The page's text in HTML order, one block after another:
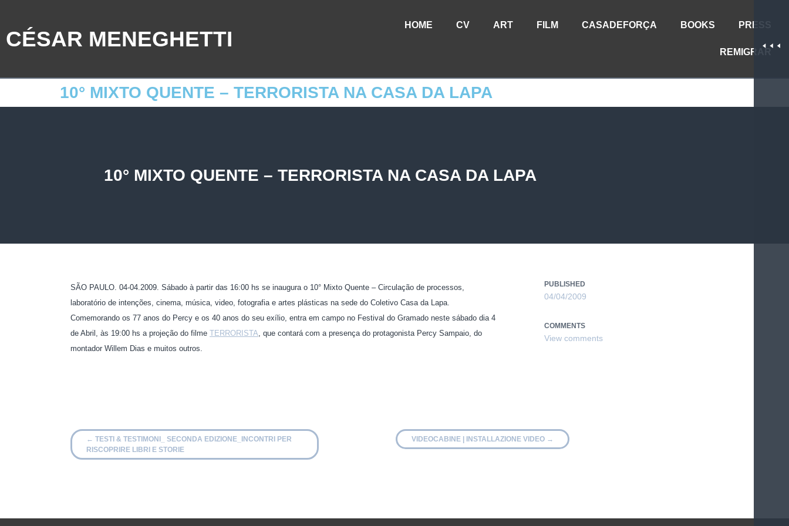
CÉSAR MENEGHETTI
HOME CV ART FILM CASADEFORÇA BOOKS PRESS
REMIGRAR
10° MIXTO QUENTE – TERRORISTA NA CASA DA LAPA
10° MIXTO QUENTE – TERRORISTA NA CASA DA LAPA
SÃO PAULO. 04-04.2009. Sábado à partir das 16:00 hs se inaugura o 10° Mixto Quente – Circulação de processos,
laboratório de intenções, cinema, música, video, fotografia e artes plásticas na sede do Coletivo Casa da Lapa.
Comemorando os 77 anos do Percy e os 40 anos do seu exílio, entra em campo no Festival do Gramado neste sábado dia 4
de Abril, às 19:00 hs a projeção do filme TERRORISTA, que contará com a presença do protagonista Percy Sampaio, do
montador Willem Dias e muitos outros.
PUBLISHED
04/04/2009
COMMENTS
← TESTI & TESTIMONI_ SECONDA EDIZIONE_INCONTRI PER
RISCOPRIRE LIBRI E STORIE
VIDEOCABINE | INSTALLAZIONE VIDEO →